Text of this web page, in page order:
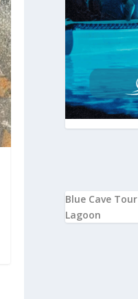
Blue Cave Tour
Lagoon